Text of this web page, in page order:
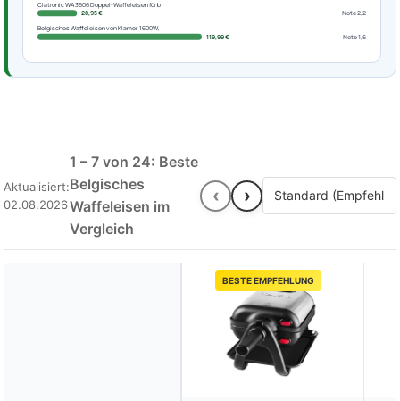
Clatronic WA 3606 Doppel-Waffeleisen für b
28,95 €
Note 2,2
Belgisches Waffeleisen von Klamer, 1600W,
119,99 €
Note 1,6
Aktualisiert:
02.08.2026
1 – 7 von 24: Beste
Belgisches
Waffeleisen im
Vergleich
‹ ›
BESTE EMPFEHLUNG